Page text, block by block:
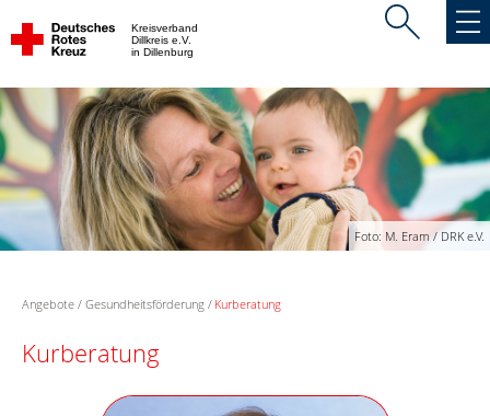
Kreisverband
Dillkreis e.V.
in Dillenburg
Foto: M. Eram / DRK e.V.
Angebote Gesundheitsförderung Kurberatung
Kurberatung